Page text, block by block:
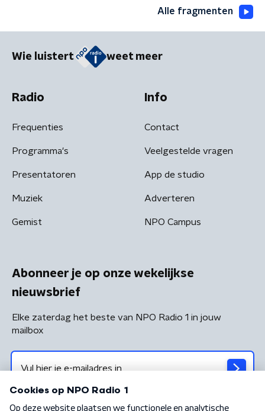
Alle fragmenten
Wie luistert weet meer
Radio
Frequenties
Programma's
Presentatoren
Muziek
Gemist
Info
Contact
Veelgestelde vragen
App de studio
Adverteren
NPO Campus
Abonneer je op onze wekelijkse
nieuwsbrief
Elke zaterdag het beste van NPO Radio 1 in jouw
mailbox